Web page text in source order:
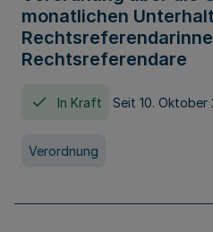
monatlichen
Rechtsreferendare
In Kraft Seit 10. Oktober
Verordnung